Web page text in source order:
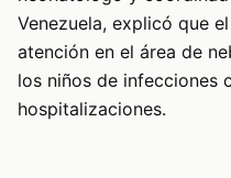
Venezuela, explicó que
atención en el área de
los niños de infecciones
hospitalizaciones.